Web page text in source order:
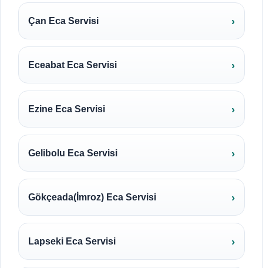
Çan Eca Servisi
Eceabat Eca Servisi
Ezine Eca Servisi
Gelibolu Eca Servisi
Gökçeada(İmroz) Eca Servisi
Lapseki Eca Servisi